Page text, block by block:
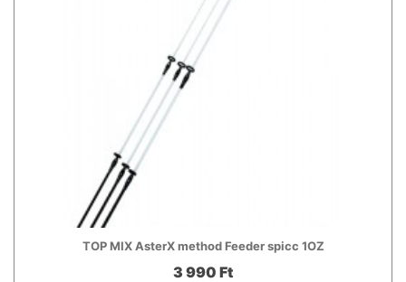
TOP MIX AsterX method Feeder spicc 1OZ
3 990 Ft